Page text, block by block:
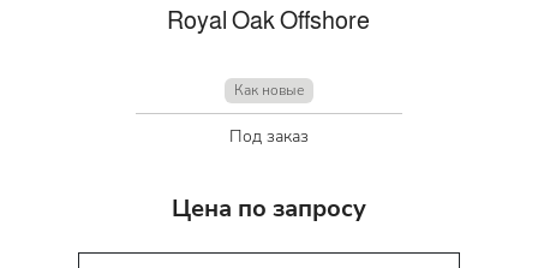
Royal Oak Offshore
Как новые
Под заказ
Цена по запросу